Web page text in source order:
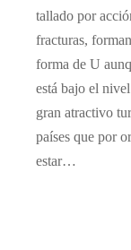
tallado por
fracturas,
forma de U
está bajo el
gran atractivo
países que por
estar…